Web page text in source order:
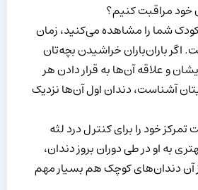
خود مراقبت کنیم؟
کودک شما را مشاهده می‌کنید، زمان
باران‌باران خراشیدن بچه‌تان
و علاقه آن‌ها به قرار دادن هر
آشناست، دندان اول آن‌ها نزدیک
خود را برای کنترل درد لثه
به او در طی دوران بروز دندان،
آن دندان‌های کوچک هم بسیار مهم